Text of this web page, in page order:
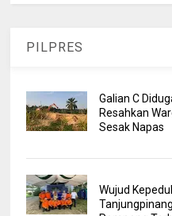
PILPRES
Galian C
Resahkan
Sesak Napas
Wujud